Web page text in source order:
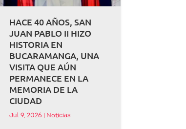
HACE 40 AÑOS, SAN
JUAN PABLO II HIZO
HISTORIA EN
BUCARAMANGA, UNA
VISITA QUE AÚN
PERMANECE EN LA
MEMORIA DE LA
CIUDAD
Jul 9, 2026 Noticias